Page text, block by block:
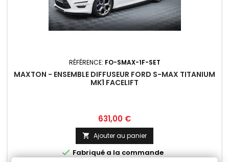
RÉFÉRENCE: FO-SMAX-1F-SET
MAXTON - ENSEMBLE DIFFUSEUR FORD S-MAX TITANIUM
MK1 FACELIFT
Prix
631,00 €
 Ajouter au panier
Fabriqué a la commande